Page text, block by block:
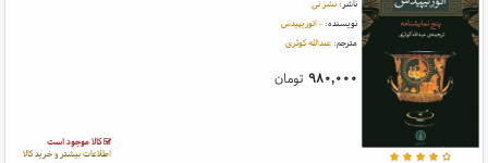
ناشر: نشر نی
نویسنده: - ائوریپیدس
مترجم: عبدالله کوثری
۹۸۰,۰۰۰ تومان
کالا موجود است
اطلاعات بیشتر و خرید کالا